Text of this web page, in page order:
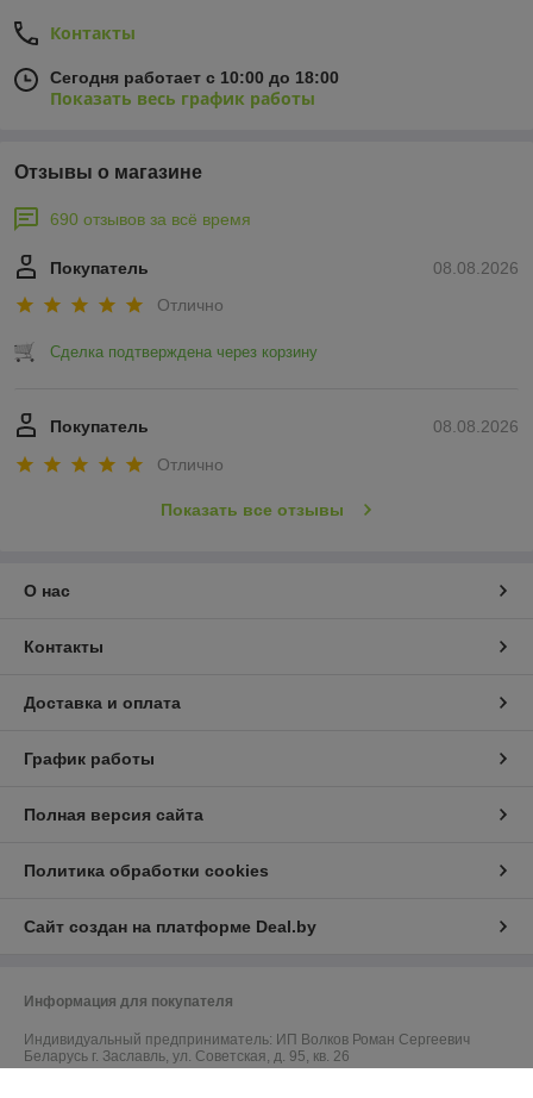
Контакты
Сегодня работает с 10:00 до 18:00
Показать весь график работы
Отзывы о магазине
690 отзывов за всё время
08.08.2026
Покупатель
Отлично
Сделка подтверждена через корзину
08.08.2026
Покупатель
Отлично
Показать все отзывы
О нас
Контакты
Доставка и оплата
График работы
Полная версия сайта
Политика обработки cookies
Сайт создан на платформе Deal.by
Информация для покупателя
Индивидуальный предприниматель: ИП Волков Роман Сергеевич
Беларусь г. Заславль, ул. Советская, д. 95, кв. 26